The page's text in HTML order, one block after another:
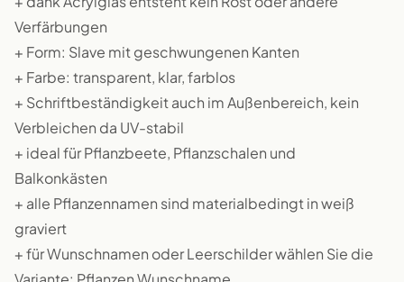
Verfärbungen
+ Form: Slave mit geschwungenen Kanten
+ Farbe: transparent, klar, farblos
+ Schriftbeständigkeit auch im Außenbereich, kein
Verbleichen da UV-stabil
+ ideal für Pflanzbeete, Pflanzschalen und
Balkonkästen
+ alle Pflanzennamen sind materialbedingt in weiß
graviert
+ für Wunschnamen oder Leerschilder wählen Sie die